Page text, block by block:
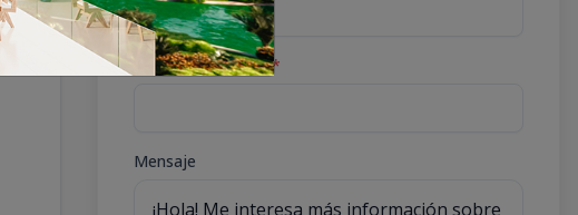
Correo Electrónico*
Mensaje